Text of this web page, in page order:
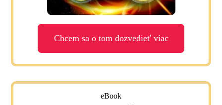
Chcem sa o tom dozvedieť viac
eBook